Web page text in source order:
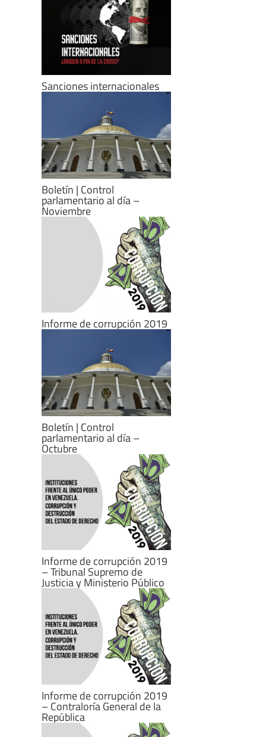
Sanciones internacionales
Boletín | Control
parlamentario al día –
Noviembre
Informe de corrupción 2019
Boletín | Control
parlamentario al día –
Octubre
Informe de corrupción 2019
– Tribunal Supremo de
Justicia y Ministerio Público
Informe de corrupción 2019
– Contraloría General de la
República